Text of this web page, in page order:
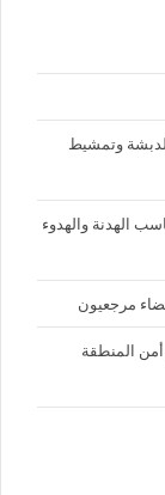
وتمشيط
الهدنة والهدوء
مرجعيون
المنطقة